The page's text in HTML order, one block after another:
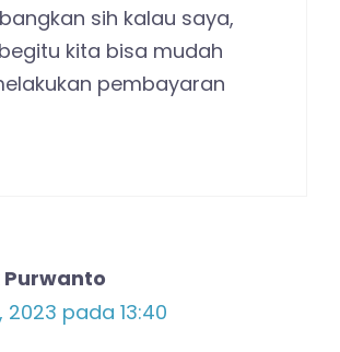
sih kalau saya,
kita bisa mudah
pembayaran
Purwanto
2023 pada 13:40